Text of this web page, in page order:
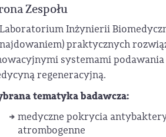
Zespołu
Inżynierii
praktycznych
systemami
regeneracyjną.
tematyka badawcza:
medyczne pokrycia
atrombogenne